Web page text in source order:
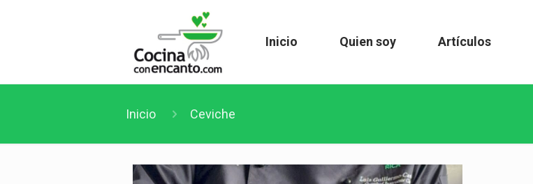
Inicio Quien soy Artículos
Inicio Ceviche